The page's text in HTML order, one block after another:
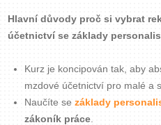
Hlavní důvody proč si vybrat
účetnictví se základy
Kurz je koncipován tak, aby
mzdové účetnictví pro malé a
Naučíte sezáklady
zákoník práce